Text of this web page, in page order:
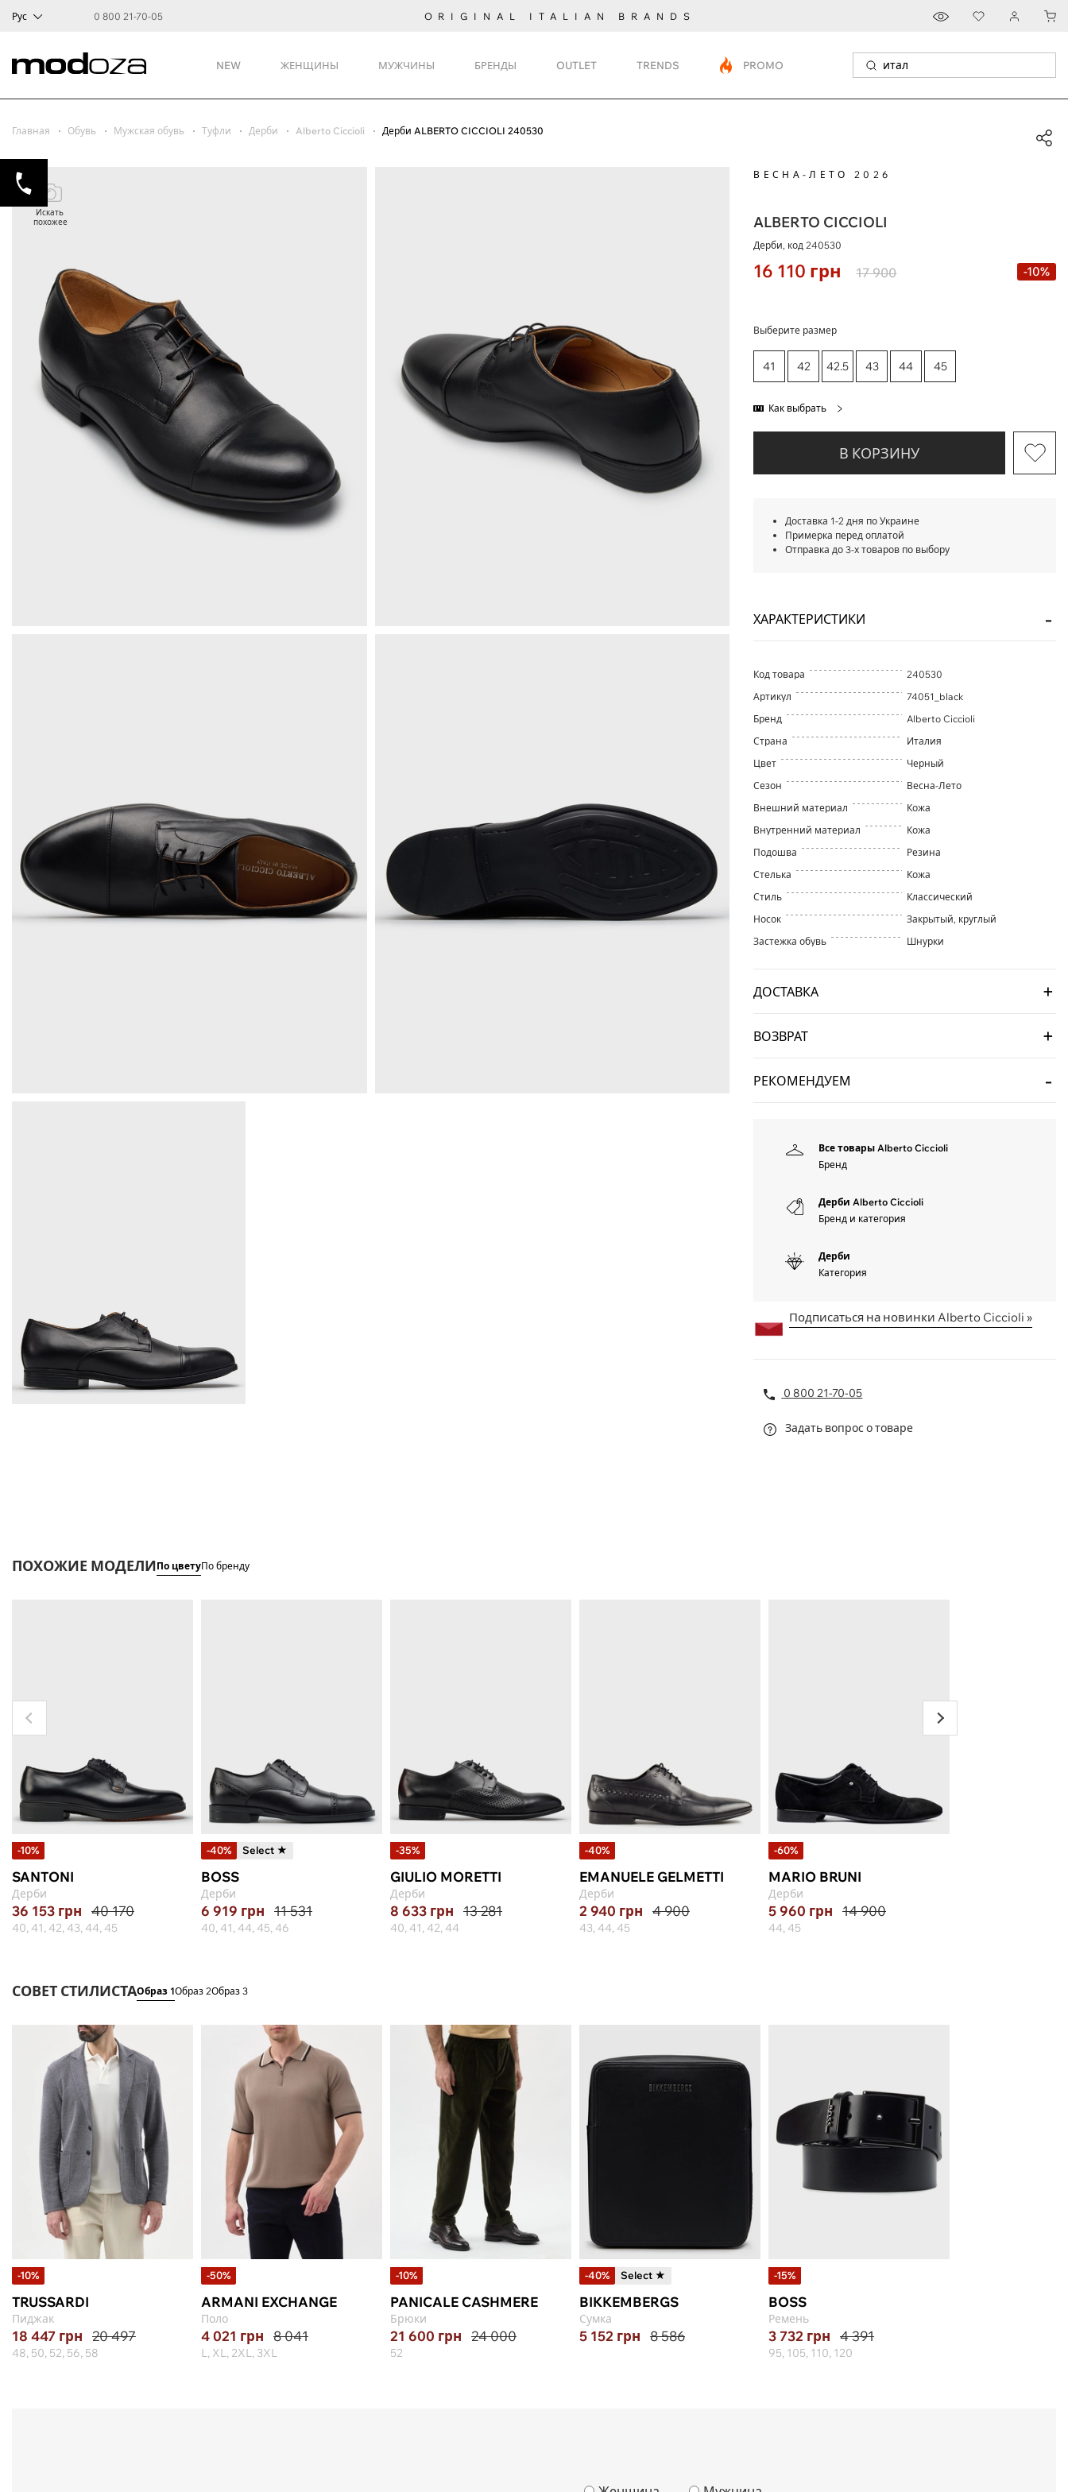
Рус 0 800 21-70-05 ORIGINAL ITALIAN BRANDS
NEW ЖЕНЩИНЫ МУЖЧИНЫ БРЕНДЫ OUTLET TRENDS PROMO
Главная Обувь Мужская обувь Туфли Дерби Alberto Ciccioli Дерби ALBERTO CICCIOLI 240530
Искать
похожее
ВЕСНА-ЛЕТО 2026
ALBERTO CICCIOLI
Дерби, код240530
16 110 грн 17 900 -10%
Выберите размер
41 42 42.5 43 44 45
Как выбрать
В КОРЗИНУ
Доставка 1-2 дня по Украине
Примерка перед оплатой
Отправка до 3-х товаров по выбору
ХАРАКТЕРИСТИКИ
Код товара
240530
Артикул
74051_black
Бренд
Alberto Ciccioli
Страна
Италия
Цвет
Черный
Сезон
Весна-Лето
Внешний материал
Кожа
Внутренний материал
Кожа
Подошва
Резина
Стелька
Кожа
Стиль
Классический
Носок
Закрытый, круглый
Застежка обувь
Шнурки
ДОСТАВКА
ВОЗВРАТ
РЕКОМЕНДУЕМ
Все товары Alberto Ciccioli
Бренд
Дерби Alberto Ciccioli
Бренд и категория
Дерби
Категория
Подписаться на новинки Alberto Ciccioli »
0 800 21-70-05
Задать вопрос о товаре
ПОХОЖИЕ МОДЕЛИПо цветуПо бренду
-10%
SANTONI
Дерби
36 153 грн 40 170
40, 41, 42, 43, 44, 45
-40% Select ★
BOSS
Дерби
6 919 грн 11 531
40, 41, 44, 45, 46
-35%
GIULIO MORETTI
Дерби
8 633 грн 13 281
40, 41, 42, 44
-40%
EMANUELE GELMETTI
Дерби
2 940 грн 4 900
43, 44, 45
-60%
MARIO BRUNI
Дерби
5 960 грн 14 900
44, 45
СОВЕТ СТИЛИСТАОбраз 1Образ 2Образ 3
-10%
TRUSSARDI
Пиджак
18 447 грн 20 497
48, 50, 52, 56, 58
-50%
ARMANI EXCHANGE
Поло
4 021 грн 8 041
L, XL, 2XL, 3XL
-10%
PANICALE CASHMERE
Брюки
21 600 грн 24 000
52
-40% Select ★
BIKKEMBERGS
Сумка
5 152 грн 8 586
-15%
BOSS
Ремень
3 732 грн 4 391
95, 105, 110, 120